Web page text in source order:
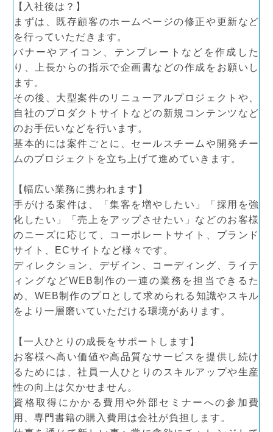
新卒採用
中途採用
【入社後は？】
まずは、既存顧客のホームページの修正や更新など
を行っていただきます。
バナーやアイコン、テンプレートなどを作成した
り、上長からの指示で企画書などの作成をお願いし
ます。
その後、大型案件のリニューアルプロジェクトや、
自社のプロダクトサイトなどの新規コンテンツなど
のお手伝いなどを行います。
基本的には案件ごとに、セールスチームや開発チー
ムのプロジェクトを立ち上げて進めていきます。
【幅広い業務に携われます】
手がける案件は、「集客を増やしたい」「採用を強
化したい」「売上をアップさせたい」などのお客様
のニーズに応じて、コーポレートサイト、ブランド
サイト、ECサイトなど様々です。
ディレクション、デザイン、コーディング、ライテ
ィングなどWEB制作の一連の業務を担当できるた
め、WEB制作のプロとして求められる知識やスキル
をより一層磨いていただける環境があります。
【一人ひとりの成長をサポートします】
お客様へ高い価値や高品質なサービスを提供し続け
るためには、社員一人ひとりのスキルアップや生産
性の向上は欠かせません。
資格取得にかかる費用や外部セミナーへの参加費
用、専門書籍の購入費用は会社が負担します。